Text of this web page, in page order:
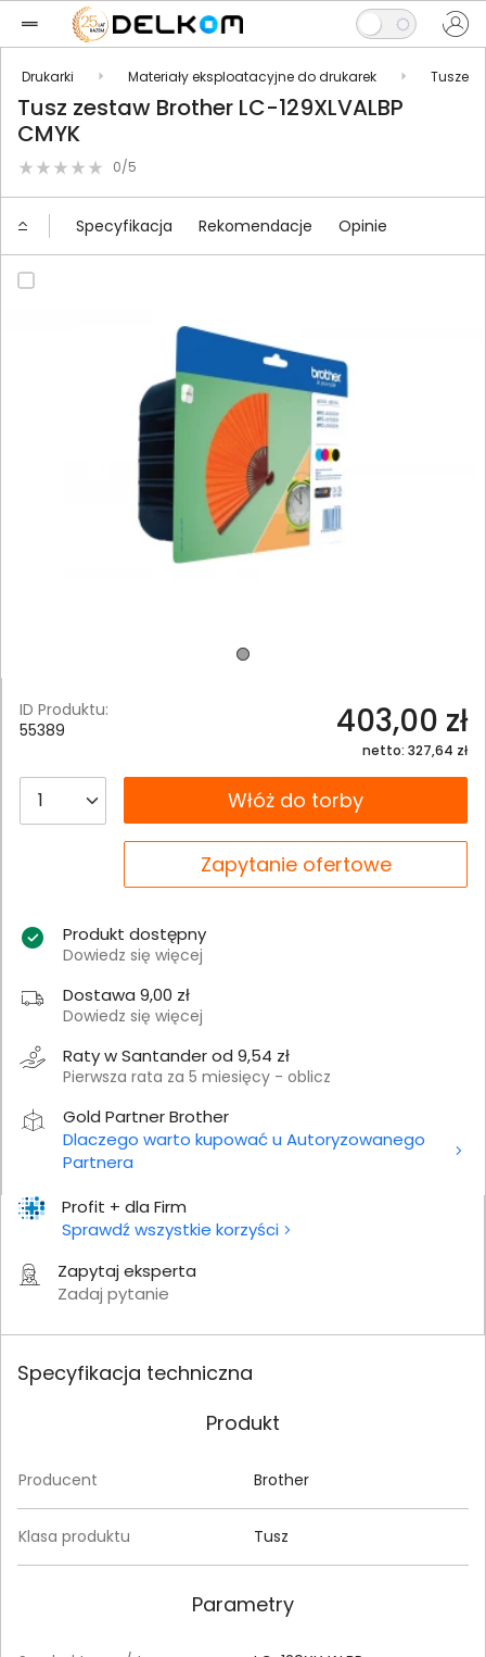
Drukarki Materiały eksploatacyjne do drukarek Tusze
Tusz zestaw Brother LC-129XLVALBP
CMYK
0/5
Specyfikacja Rekomendacje Opinie
Profit + dla Firm
Sprawdź wszystkie korzyści
Zapytaj eksperta
Zadaj pytanie
ID Produktu:
55389
403,00 zł
netto: 327,64 zł
__B2C.PRODUCT.QUANTITYWłóż do torby
Zapytanie ofertowe
Produkt dostępny
Dowiedz się więcej
Dostawa 9,00 zł
Dowiedz się więcej
Raty w Santander od 9,54 zł
Pierwsza rata za 5 miesięcy - oblicz
Gold Partner Brother
Dlaczego warto kupować u Autoryzowanego
Partnera
Specyfikacja techniczna
Produkt
Producent Brother
Klasa produktu Tusz
Parametry